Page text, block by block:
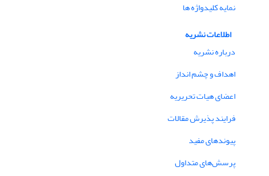
نمایه کلیدواژه ها
اطلاعات نشریه
درباره نشریه
اهداف و چشم انداز
اعضای هیات تحریریه
فرایند پذیرش مقالات
پیوندهای مفید
پرسش‌های متداول